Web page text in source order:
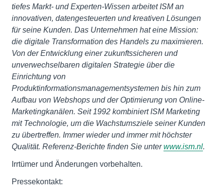
tiefes Markt- und Experten-Wissen arbeitet ISM an
innovativen, datengesteuerten und kreativen Lösungen
für seine Kunden. Das Unternehmen hat eine Mission:
die digitale Transformation des Handels zu maximieren.
Von der Entwicklung einer zukunftssicheren und
unverwechselbaren digitalen Strategie über die
Einrichtung von
Produktinformationsmanagementsystemen bis hin zum
Aufbau von Webshops und der Optimierung von Online-
Marketingkanälen. Seit 1992 kombiniert ISM Marketing
mit Technologie, um die Wachstumsziele seiner Kunden
zu übertreffen. Immer wieder und immer mit höchster
Qualität. Referenz-Berichte finden Sie unterwww.ism.nl.
Irrtümer und Änderungen vorbehalten.
Pressekontakt: